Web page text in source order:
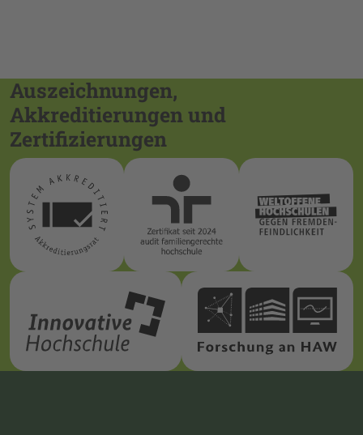
Auszeichnungen,
Akkreditierungen und
Zertifizierungen